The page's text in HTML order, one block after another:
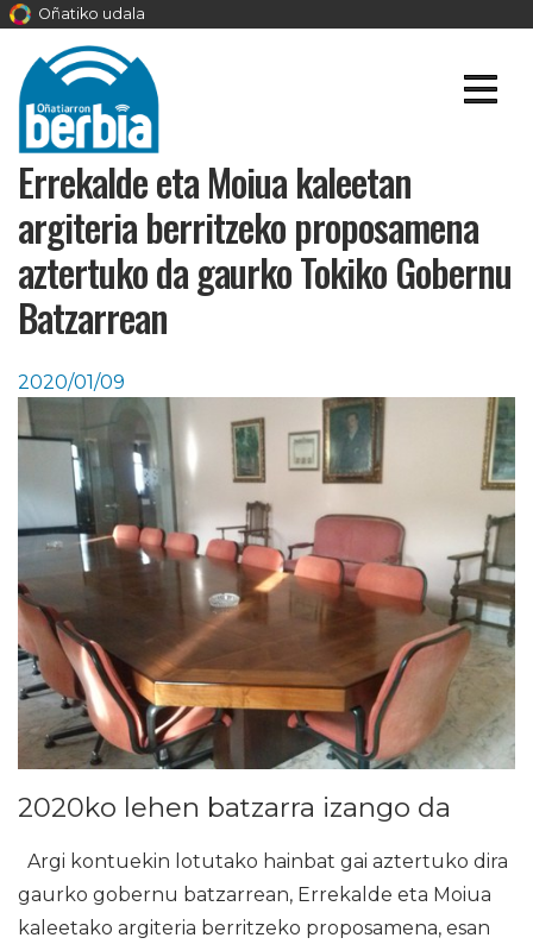
Oñatiko udala
Errekalde eta Moiua kaleetan
argiteria berritzeko proposamena
aztertuko da gaurko Tokiko Gobernu
Batzarrean
2020/01/09
2020ko lehen batzarra izango da
Argi kontuekin lotutako hainbat gai aztertuko dira
gaurko gobernu batzarrean, Errekalde eta Moiua
kaleetako argiteria berritzeko proposamena, esan